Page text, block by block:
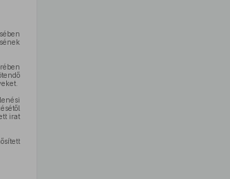
irat